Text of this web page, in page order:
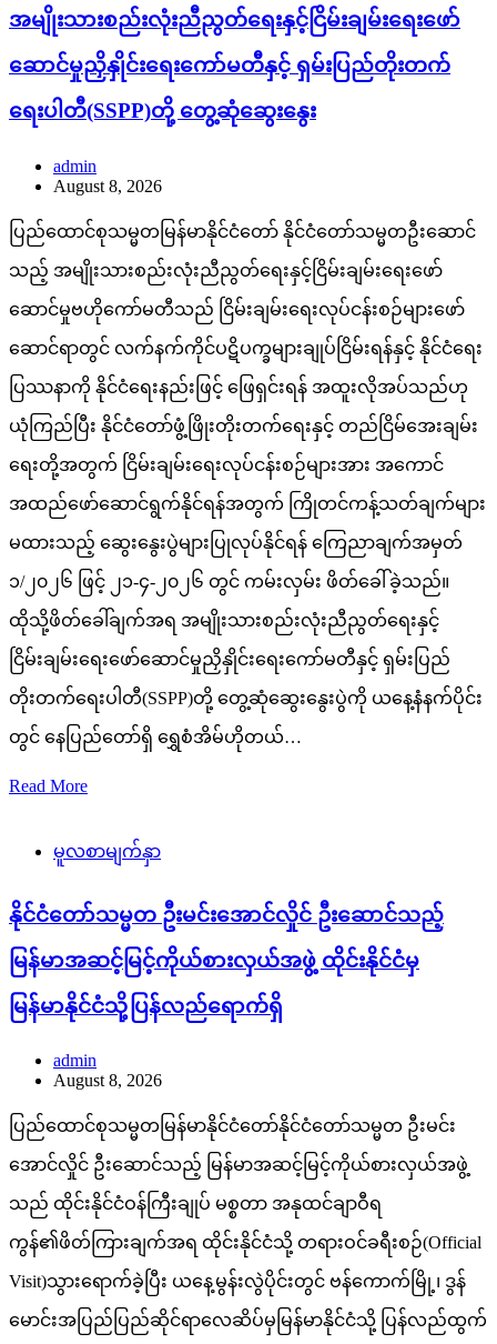
အမျိုးသားစည်းလုံးညီညွတ်ရေးနှင့်ငြိမ်းချမ်းရေးဖော်
ဆောင်မှုညှိနှိုင်းရေးကော်မတီနှင့် ရှမ်းပြည်တိုးတက်
ရေးပါတီ(SSPP)တို့ တွေ့ဆုံဆွေးနွေး
admin
August 8, 2026
ပြည်ထောင်စုသမ္မတမြန်မာနိုင်ငံတော် နိုင်ငံတော်သမ္မတဦးဆောင်
သည့် အမျိုးသားစည်းလုံးညီညွတ်ရေးနှင့်ငြိမ်းချမ်းရေးဖော်
ဆောင်မှုဗဟိုကော်မတီသည် ငြိမ်းချမ်းရေးလုပ်ငန်းစဉ်များဖော်
ဆောင်ရာတွင် လက်နက်ကိုင်ပဋိပက္ခများချုပ်ငြိမ်းရန်နှင့် နိုင်ငံရေး
ပြဿနာကို နိုင်ငံရေးနည်းဖြင့် ဖြေရှင်းရန် အထူးလိုအပ်သည်ဟု
ယုံကြည်ပြီး နိုင်ငံတော်ဖွံ့ဖြိုးတိုးတက်ရေးနှင့် တည်ငြိမ်အေးချမ်း
ရေးတို့အတွက် ငြိမ်းချမ်းရေးလုပ်ငန်းစဉ်များအား အကောင်
အထည်ဖော်ဆောင်ရွက်နိုင်ရန်အတွက် ကြိုတင်ကန့်သတ်ချက်များ
မထားသည့် ဆွေးနွေးပွဲများပြုလုပ်နိုင်ရန် ကြေညာချက်အမှတ်
၁/၂၀၂၆ ဖြင့် ၂၁-၄-၂၀၂၆ တွင် ကမ်းလှမ်း ဖိတ်ခေါ်ခဲ့သည်။
ထိုသို့ဖိတ်ခေါ်ချက်အရ အမျိုးသားစည်းလုံးညီညွတ်ရေးနှင့်
ငြိမ်းချမ်းရေးဖော်ဆောင်မှုညှိနှိုင်းရေးကော်မတီနှင့် ရှမ်းပြည်
တိုးတက်ရေးပါတီ(SSPP)တို့ တွေ့ဆုံဆွေးနွေးပွဲကို ယနေ့နံနက်ပိုင်း
တွင် နေပြည်တော်ရှိ ရွှေစံအိမ်ဟိုတယ်…
Read More
မူလစာမျက်နှာ
နိုင်ငံတော်သမ္မတ ဦးမင်းအောင်လှိုင် ဦးဆောင်သည့်
မြန်မာအဆင့်မြင့်ကိုယ်စားလှယ်အဖွဲ့ ထိုင်းနိုင်ငံမှ
မြန်မာနိုင်ငံသို့ပြန်လည်ရောက်ရှိ
admin
August 8, 2026
ပြည်ထောင်စုသမ္မတမြန်မာနိုင်ငံတော်နိုင်ငံတော်သမ္မတ ဦးမင်း
အောင်လှိုင် ဦးဆောင်သည့် မြန်မာအဆင့်မြင့်ကိုယ်စားလှယ်အဖွဲ့
သည် ထိုင်းနိုင်ငံဝန်ကြီးချုပ် မစ္စတာ အနုထင်ချာဝီရ
ကွန်၏ဖိတ်ကြားချက်အရ ထိုင်းနိုင်ငံသို့ တရားဝင်ခရီးစဉ်(Official
Visit)သွားရောက်ခဲ့ပြီး ယနေ့မွန်းလွဲပိုင်းတွင် ဗန်ကောက်မြို့၊ ဒွန်
မောင်းအပြည်ပြည်ဆိုင်ရာလေဆိပ်မှမြန်မာနိုင်ငံသို့ ပြန်လည်ထွက်